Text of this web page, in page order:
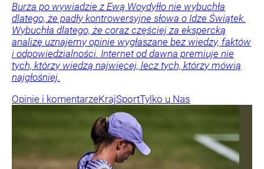
Burza po wywiadzie z Ewą Woydyłło nie wybuchła
dlatego, że padły kontrowersyjne słowa o Idze Świątek.
Wybuchła dlatego, że coraz częściej za ekspercką
analizę uznajemy opinie wygłaszane bez wiedzy, faktów
i odpowiedzialności. Internet od dawna premiuje nie
tych, którzy wiedzą najwięcej, lecz tych, którzy mówią
najgłośniej.
Opinie i komentarzeKrajSportTylko u Nas